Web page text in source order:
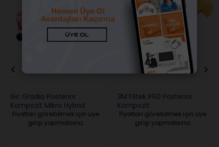
Gc Gradia Posterior
Kompozit Mikro Hybrid
Fiyatları görebilmek için üye
girişi yapmalısınız.
Ücretsiz Kargo
3M Filtek P60 Posterior
Kompozit
Fiyatları görebilmek için üye
girişi yapmalısınız.